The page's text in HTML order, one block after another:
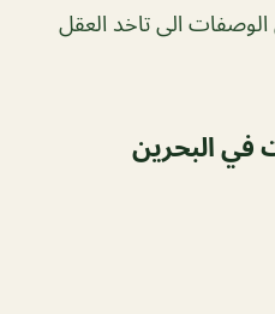
الى تاخد العقل
في البحرين